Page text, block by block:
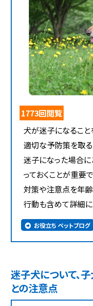
1773回閲覧
犬が迷子になること
適切な予防策を取る
迷子になった場合
っておくことが重要
対策や注意点を年
行動も含めて詳細
お役立ち ペットブログ
迷子犬について、
との注意点